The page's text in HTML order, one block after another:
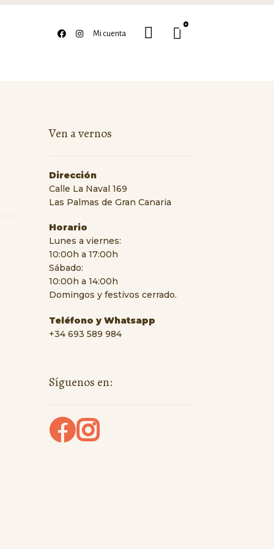
Mi cuenta
Buscar 0
Ven a vernos
Dirección
Calle La Naval 169
Las Palmas de Gran Canaria
Horario
Lunes a viernes:
10:00h a 17:00h
Sábado:
10:00h a 14:00h
Domingos y festivos cerrado.
Teléfono y Whatsapp
+34 693 589 984
Síguenos en: